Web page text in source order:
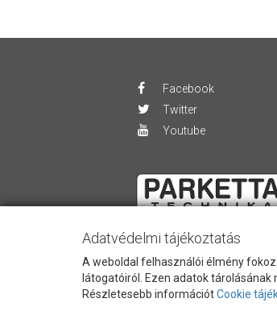
Facebook
Twitter
Youtube
Adatvédelmi tájékoztatás
A weboldal felhasználói élmény
látogatóiról. Ezen adatok
Részletesebb információtCookie